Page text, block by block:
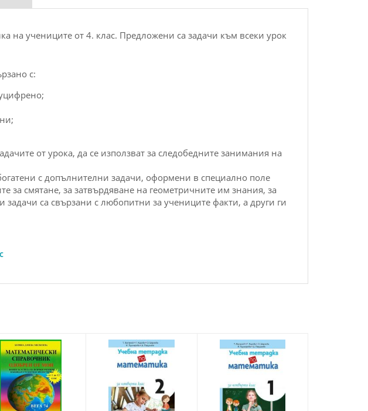
на учениците от 4. клас. Предложени са задачи към всеки урок
с:
от урока, да се използват за следобедните занимания на
с допълнителни задачи, оформени в специално поле
за смятане, за затвърдяване на геометричните им знания, за
са свързани с любопитни за учениците факти, а други ги